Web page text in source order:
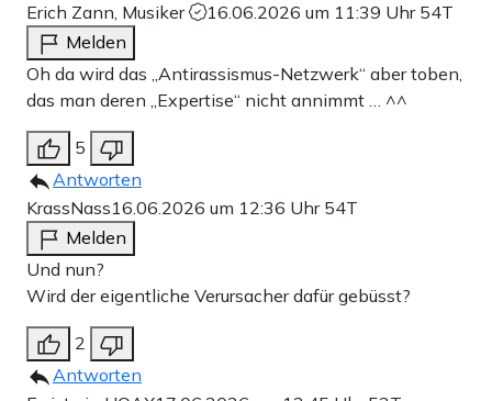
Erich Zann, Musiker
16.06.2026 um 11:39 Uhr 54T
Melden
Oh da wird das „Antirassismus-Netzwerk“ aber toben,
das man deren „Expertise“ nicht annimmt … ^^
5
Antworten
KrassNass16.06.2026 um 12:36 Uhr 54T
Melden
Und nun?
Wird der eigentliche Verursacher dafür gebüsst?
2
Antworten